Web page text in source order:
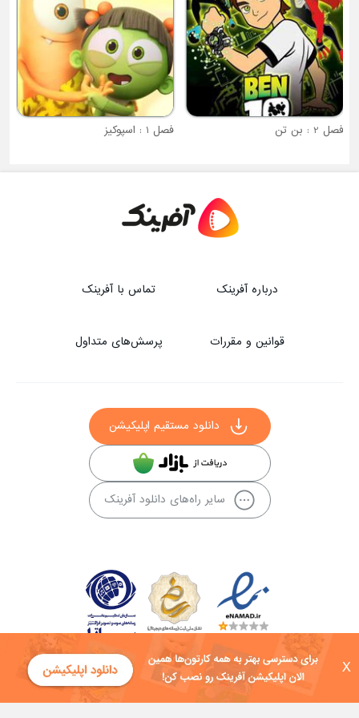
X
فصل 2 : بن تن فصل 1 : اسپوکیز
درباره آفرینک تماس با آفرینک
قوانین و مقررات پرسش‌های متداول
دانلود مستقیم اپلیکیشن
سایر راه‌های دانلود آفرینک
کلیه حقوق این سایت به شرکت توسعه فناوی هفت آسمان توکان تعلق دارد و